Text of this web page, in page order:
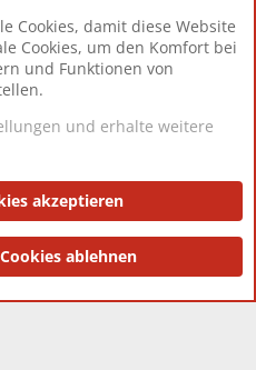
12.427
Berlin
Impressum
© 2010-2025 XenForo Ltd.
Cookies, damit diese Website
Cookies, um den Komfort bei
und Funktionen von
und erhalte weitere
akzeptieren
ablehnen